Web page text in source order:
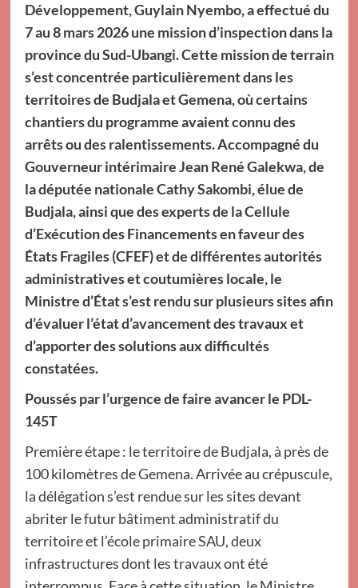
Développement, Guylain Nyembo, a effectué du
7 au 8 mars 2026 une mission d’inspection dans la
province du Sud-Ubangi. Cette mission de terrain
s’est concentrée particulièrement dans les
territoires de Budjala et Gemena, où certains
chantiers du programme avaient connu des
arrêts ou des ralentissements. Accompagné du
Gouverneur intérimaire Jean René Galekwa, de
la députée nationale Cathy Sakombi, élue de
Budjala, ainsi que des experts de la Cellule
d’Exécution des Financements en faveur des
États Fragiles (CFEF) et de différentes autorités
administratives et coutumières locale, le
Ministre d’État s’est rendu sur plusieurs sites afin
d’évaluer l’état d’avancement des travaux et
d’apporter des solutions aux difficultés
constatées.
Poussés par l’urgence de faire avancer le PDL-
145T
Première étape : le territoire de Budjala, à près de
100 kilomètres de Gemena. Arrivée au crépuscule,
la délégation s’est rendue sur les sites devant
abriter le futur bâtiment administratif du
territoire et l’école primaire SAU, deux
infrastructures dont les travaux ont été